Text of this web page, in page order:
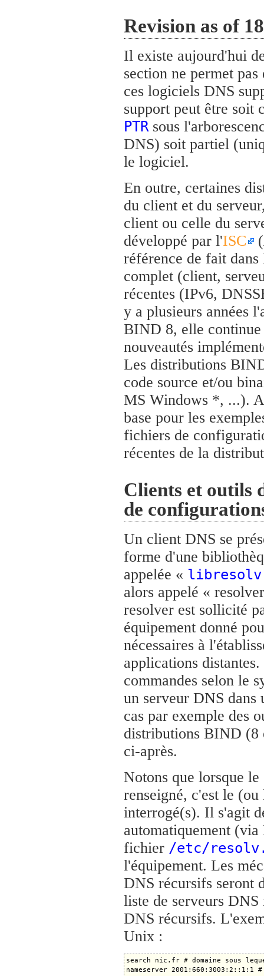
Revision as of
Il existe aujourd'hui
section ne permet
ces logiciels DNS
support peut être soit
PTR sous
DNS) soit partiel
le logiciel.
En outre, certaines
du client et du
client ou celle du
développé par l'ISC (
référence de fait
complet (client,
récentes (IPv6,
y a plusieurs années
BIND 8, elle
nouveautés
Les distributions
code source et/ou
MS Windows *, ...).
base pour les
fichiers de
récentes de la
Clients et outils
de
Un client DNS se
forme d'une
appelée « libresolv
alors appelé «
resolver est sollicité
équipement donné
nécessaires à
applications
commandes selon le
un serveur DNS dans
cas par exemple des
distributions BIND (8
ci-après.
Notons que lorsque
renseigné, c'est le
interrogé(s). Il s'agit
automatiquement
fichier /etc/
l'équipement. Les
DNS récursifs seront
liste de serveurs
DNS récursifs.
Unix :
search nic.fr # domaine sous
nameserver